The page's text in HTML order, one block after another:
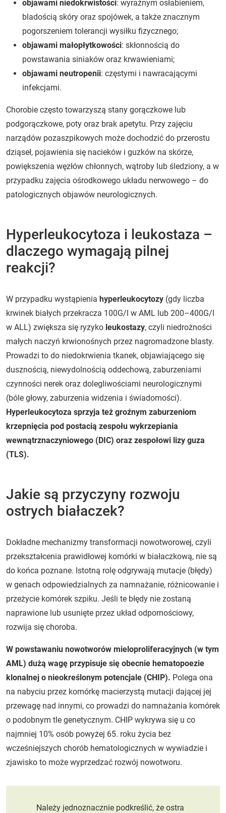
objawami niedokrwistości: wyraźnym osłabieniem,
bladością skóry oraz spojówek, a także znacznym
pogorszeniem tolerancji wysiłku fizycznego;
objawami małopłytkowości: skłonnością do
powstawania siniaków oraz krwawieniami;
objawami neutropenii: częstymi i nawracającymi
infekcjami.
Chorobie często towarzyszą stany gorączkowe lub
podgorączkowe, poty oraz brak apetytu. Przy zajęciu
narządów pozaszpikowych może dochodzić do przerostu
dziąseł, pojawienia się nacieków i guzków na skórze,
powiększenia węzłów chłonnych, wątroby lub śledziony, a w
przypadku zajęcia ośrodkowego układu nerwowego – do
patologicznych objawów neurologicznych.
Hyperleukocytoza i leukostaza –
dlaczego wymagają pilnej
reakcji?
W przypadku wystąpienia hyperleukocytozy (gdy liczba
krwinek białych przekracza 100G/l w AML lub 200–400G/l
w ALL) zwiększa się ryzyko leukostazy, czyli niedrożności
małych naczyń krwionośnych przez nagromadzone blasty.
Prowadzi to do niedokrwienia tkanek, objawiającego się
dusznością, niewydolnością oddechową, zaburzeniami
czynności nerek oraz dolegliwościami neurologicznymi
(bóle głowy, zaburzenia widzenia i świadomości).
Hyperleukocytoza sprzyja też groźnym zaburzeniom
krzepnięcia pod postacią zespołu wykrzepiania
wewnątrznaczyniowego (DIC) oraz zespołowi lizy guza
(TLS).
Jakie są przyczyny rozwoju
ostrych białaczek?
Dokładne mechanizmy transformacji nowotworowej, czyli
przekształcenia prawidłowej komórki w białaczkową, nie są
do końca poznane. Istotną rolę odgrywają mutacje (błędy)
w genach odpowiedzialnych za namnażanie, różnicowanie i
przeżycie komórek szpiku. Jeśli te błędy nie zostaną
naprawione lub usunięte przez układ odpornościowy,
rozwija się choroba.
W powstawaniu nowotworów mieloproliferacyjnych (w tym
AML) dużą wagę przypisuje się obecnie hematopoezie
klonalnej o nieokreślonym potencjale (CHIP). Polega ona
na nabyciu przez komórkę macierzystą mutacji dającej jej
przewagę nad innymi, co prowadzi do namnażania komórek
o podobnym tle genetycznym. CHIP wykrywa się u co
najmniej 10% osób powyżej 65. roku życia bez
wcześniejszych chorób hematologicznych w wywiadzie i
zjawisko to może wyprzedzać rozwój nowotworu.
Należy jednoznacznie podkreślić, że ostra